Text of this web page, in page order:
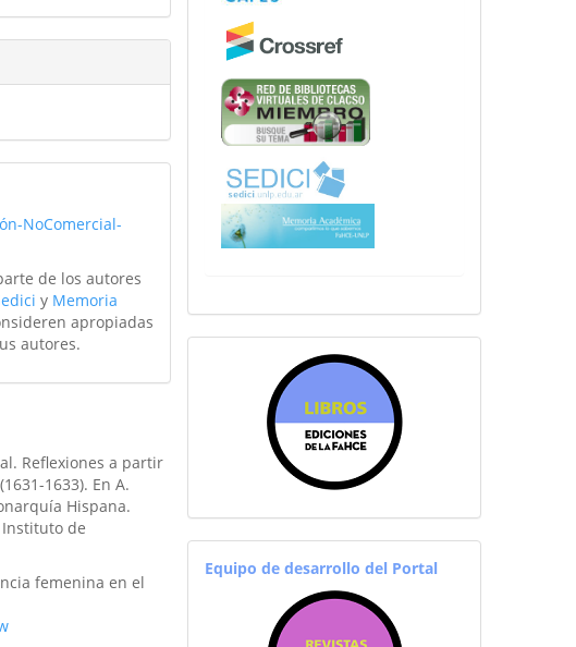
NoComercial-
de los autores
y Memoria
apropiadas
autores.
Reflexiones a partir
1633). En A.
Hispana.
Instituto de
femenina en el
equiporevistas
Equipo de desarrollo del Portal